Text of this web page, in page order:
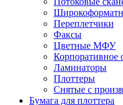
Переплетчики
Факсы
Цветные МФУ
Корпоративное
Ламинаторы
Плоттеры
Снятые с
Бумага для плоттера